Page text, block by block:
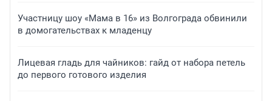
Участницу шоу «Мама в 16» из Волгограда обвинили
в домогательствах к младенцу
Лицевая гладь для чайников: гайд от набора петель
до первого готового изделия